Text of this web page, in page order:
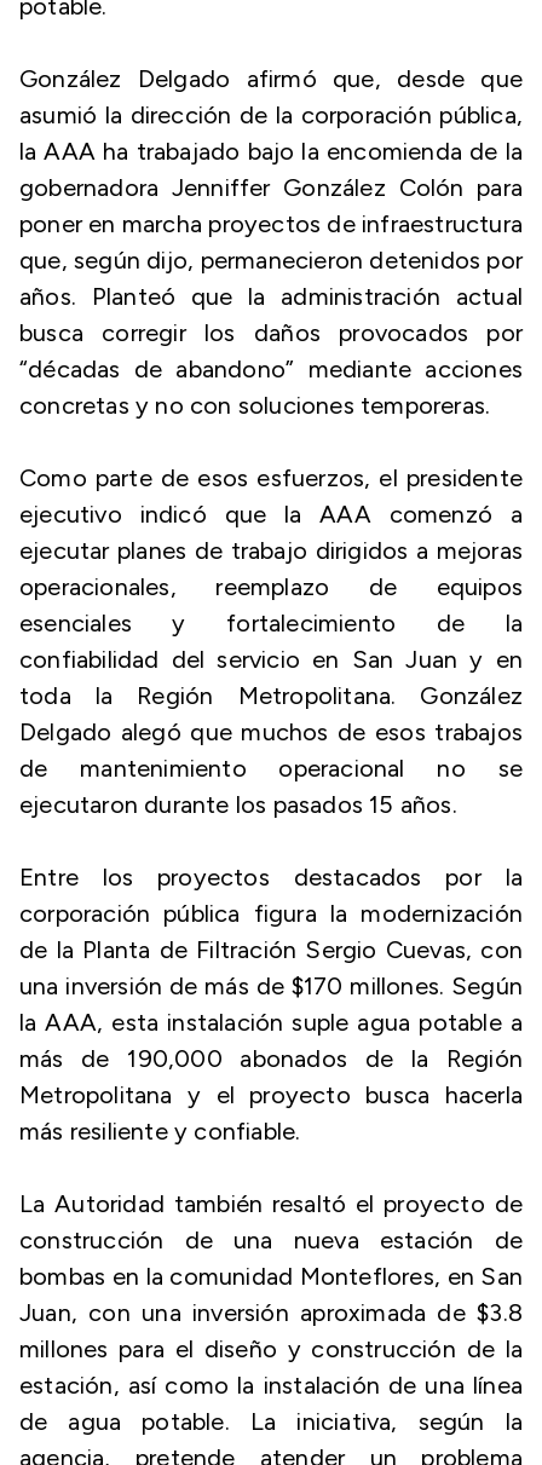
potable.
González Delgado afirmó que, desde que
asumió la dirección de la corporación pública,
la AAA ha trabajado bajo la encomienda de la
gobernadora Jenniffer González Colón para
poner en marcha proyectos de infraestructura
que, según dijo, permanecieron detenidos por
años. Planteó que la administración actual
busca corregir los daños provocados por
“décadas de abandono” mediante acciones
concretas y no con soluciones temporeras.
Como parte de esos esfuerzos, el presidente
ejecutivo indicó que la AAA comenzó a
ejecutar planes de trabajo dirigidos a mejoras
operacionales, reemplazo de equipos
esenciales y fortalecimiento de la
confiabilidad del servicio en San Juan y en
toda la Región Metropolitana. González
Delgado alegó que muchos de esos trabajos
de mantenimiento operacional no se
ejecutaron durante los pasados 15 años.
Entre los proyectos destacados por la
corporación pública figura la modernización
de la Planta de Filtración Sergio Cuevas, con
una inversión de más de $170 millones. Según
la AAA, esta instalación suple agua potable a
más de 190,000 abonados de la Región
Metropolitana y el proyecto busca hacerla
más resiliente y confiable.
La Autoridad también resaltó el proyecto de
construcción de una nueva estación de
bombas en la comunidad Monteflores, en San
Juan, con una inversión aproximada de $3.8
millones para el diseño y construcción de la
estación, así como la instalación de una línea
de agua potable. La iniciativa, según la
agencia, pretende atender un problema